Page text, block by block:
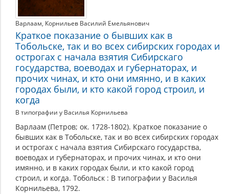
Варлаам, Корнильев Василий Емельянович
Краткое показание о бывших как в
Тобольске, так и во всех сибирских городах и
острогах с начала взятия Сибирскаго
государства, воеводах и губернаторах, и
прочих чинах, и кто они имянно, и в каких
городах были, и кто какой город строил, и
когда
В типографии у Василья Корнильева
Варлаам (Петров; ок. 1728-1802). Краткое показание о
бывших как в Тобольске, так и во всех сибирских городах
и острогах с начала взятия Сибирскаго государства,
воеводах и губернаторах, и прочих чинах, и кто они
имянно, и в каких городах были, и кто какой город
строил, и когда. Тобольск : В типографии у Василья
Корнильева, 1792.